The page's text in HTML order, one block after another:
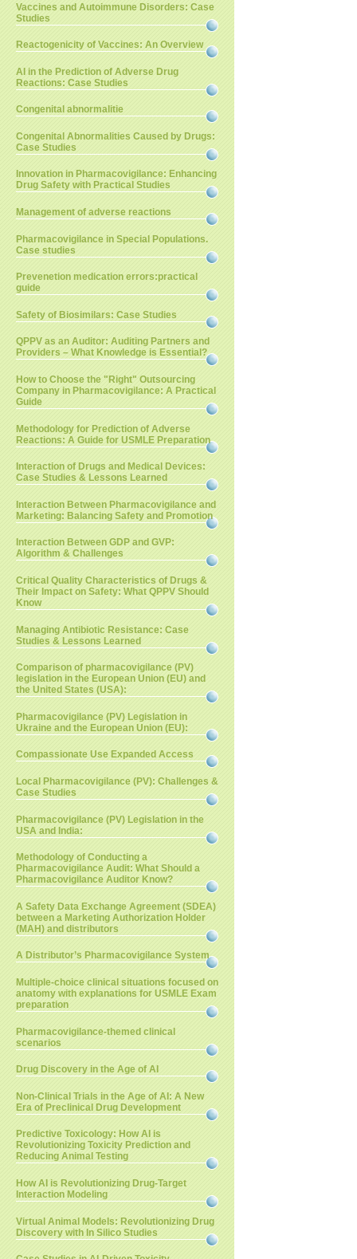
Vaccines and Autoimmune Disorders: Case
Studies
Reactogenicity of Vaccines: An Overview
AI in the Prediction of Adverse Drug
Reactions: Case Studies
Congenital abnormalitie
Congenital Abnormalities Caused by Drugs:
Case Studies
Innovation in Pharmacovigilance: Enhancing
Drug Safety with Practical Studies
Management of adverse reactions
Pharmacovigilance in Special Populations.
Case studies
Prevenetion medication errors:practical
guide
Safety of Biosimilars: Case Studies
QPPV as an Auditor: Auditing Partners and
Providers – What Knowledge is Essential?
How to Choose the "Right" Outsourcing
Company in Pharmacovigilance: A Practical
Guide
Methodology for Prediction of Adverse
Reactions: A Guide for USMLE Preparation
Interaction of Drugs and Medical Devices:
Case Studies & Lessons Learned
Interaction Between Pharmacovigilance and
Marketing: Balancing Safety and Promotion
Interaction Between GDP and GVP:
Algorithm & Challenges
Critical Quality Characteristics of Drugs &
Their Impact on Safety: What QPPV Should
Know
Managing Antibiotic Resistance: Case
Studies & Lessons Learned
Comparison of pharmacovigilance (PV)
legislation in the European Union (EU) and
the United States (USA):
Pharmacovigilance (PV) Legislation in
Ukraine and the European Union (EU):
Compassionate Use Expanded Access
Local Pharmacovigilance (PV): Challenges &
Case Studies
Pharmacovigilance (PV) Legislation in the
USA and India:
Methodology of Conducting a
Pharmacovigilance Audit: What Should a
Pharmacovigilance Auditor Know?
A Safety Data Exchange Agreement (SDEA)
between a Marketing Authorization Holder
(MAH) and distributors
A Distributor’s Pharmacovigilance System
Multiple-choice clinical situations focused on
anatomy with explanations for USMLE Exam
preparation
Pharmacovigilance-themed clinical
scenarios
Drug Discovery in the Age of AI
Non-Clinical Trials in the Age of AI: A New
Era of Preclinical Drug Development
Predictive Toxicology: How AI is
Revolutionizing Toxicity Prediction and
Reducing Animal Testing
How AI is Revolutionizing Drug-Target
Interaction Modeling
Virtual Animal Models: Revolutionizing Drug
Discovery with In Silico Studies